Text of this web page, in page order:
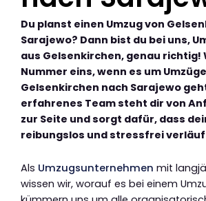
Du planst einen Umzug von
Sarajewo? Dann bist du bei uns,
aus Gelsenkirchen, genau richtig!
Nummer eins, wenn es um
Gelsenkirchen nach Sarajewo
erfahrenes Team steht dir von
zur Seite und sorgt dafür, dass
reibungslos und stressfrei
Als Umzugsunternehmen mit
wissen wir, worauf es bei einem